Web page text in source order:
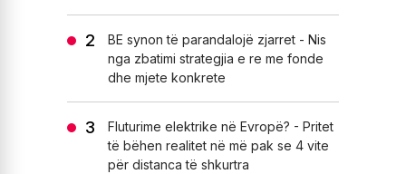
BE synon të parandalojë zjarret - Nis
nga zbatimi strategjia e re me fonde
dhe mjete konkrete
Fluturime elektrike në Evropë? - Pritet
të bëhen realitet në më pak se 4 vite
për distanca të shkurtra